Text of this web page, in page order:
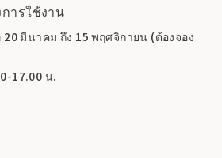
ารใช้งาน
มีนาคม ถึง 15 พฤศจิกายน (ต้องจอง
17.00 น.